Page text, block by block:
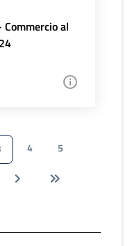
al
4
5